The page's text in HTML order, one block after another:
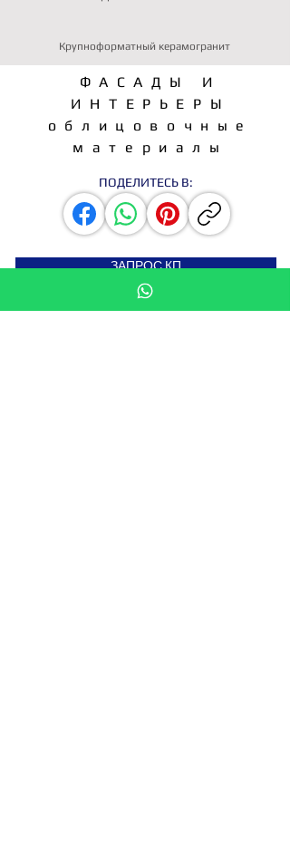
Крупноформатный керамогранит
ФАСАДЫ И
ИНТЕРЬЕРЫ
облицовочные
материалы
ПОДЕЛИТЕСЬ В:
ЗАПРОС КП